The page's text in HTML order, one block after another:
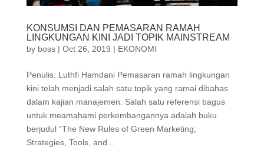
KONSUMSI DAN PEMASARAN RAMAH
LINGKUNGAN KINI JADI TOPIK MAINSTREAM
by boss| Oct 26, 2019 | EKONOMI
Penulis: Luthfi Hamdani Pemasaran ramah lingkungan
kini telah menjadi salah satu topik yang ramai dibahas
dalam kajian manajemen. Salah satu referensi bagus
untuk meamahami perkembangannya adalah buku
berjudul “The New Rules of Green Marketing;
Strategies, Tools, and...